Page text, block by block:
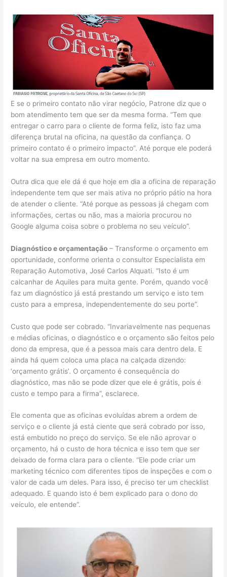
E se o primeiro contato não virar negócio, Patrone diz que o
bom atendimento tem que ser da mesma forma. “Tem que
entregar o carro para o cliente de forma feliz, isto faz uma
diferença brutal na oficina, na questão da confiança. O
primeiro contato é o primeiro impacto”. Até porque ele poderá
voltar na sua empresa em outro momento.
Outra dica que ele dá é que hoje em dia a oficina de reparação
independente tem que ser mais ativa no próprio pátio na hora
de atender o cliente. “Até porque as pessoas já chegam com
informações, certas ou não, mas a maioria procurou no
Google alguma coisa sobre o problema no seu veículo”.
Diagnóstico e orçamentação – Transforme o orçamento em
oportunidade, conforme orienta o consultor Especialista em
Reparação Automotiva, José Carlos Alquati. “Isto é um
calcanhar de Aquiles para muita gente. Porém, quando você
faz um diagnóstico já está prestando um serviço e isto tem
custo para a empresa, independentemente do seu porte”.
Custo que pode ser cobrado. “Invariavelmente nas pequenas
e médias oficinas, o diagnóstico e o orçamento são feitos pelo
dono da empresa, que é a pessoa mais cara dentro dela. E
ainda há quem coloca uma placa na calçada dizendo:
‘orçamento grátis’. O orçamento é consequência do
diagnóstico, mas não se pode dizer que ele é grátis, pois é
custo e tempo para a firma”, esclarece.
Ele comenta que as oficinas evoluídas abrem a ordem de
serviço e o cliente já está ciente que será cobrado por isso,
está embutido no preço do serviço. Se ele não aprovar o
orçamento, há o custo de hora técnica e isso tem que ser
deixado de forma clara para o cliente. “Ele pode criar um
marketing técnico com diferentes tipos de inspeções e com o
valor de cada um deles. Para isso, é preciso ter um checklist
adequado. E quando isto é bem explicado para o dono do
veículo, ele entende”.